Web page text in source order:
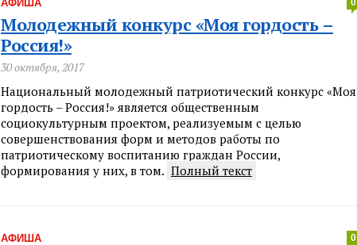
АФИША 0
Молодежный конкурс «Моя гордость –
Россия!»
30 октября, 2017
Национальный молодежный патриотический конкурс «Моя
гордость – Россия!» является общественным
социокультурным проектом, реализуемым с целью
совершенствования форм и методов работы по
патриотическому воспитанию граждан России,
формирования у них, в том. Полный текст
АФИША 0